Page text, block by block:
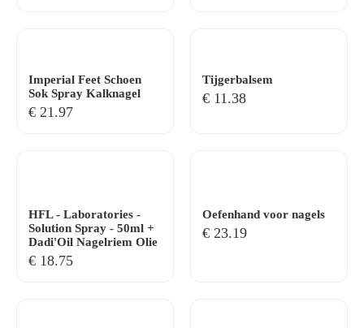
Imperial Feet Schoen
Sok Spray Kalknagel
€ 21.97
Tijgerbalsem
€ 11.38
HFL - Laboratories -
Solution Spray - 50ml +
Dadi'Oil Nagelriem Olie
€ 18.75
Oefenhand voor nagels
€ 23.19